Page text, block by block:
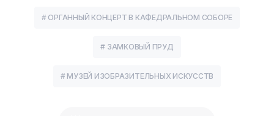
# ОРГАННЫЙ КОНЦЕРТ В КАФЕДРАЛЬНОМ СОБОРЕ
# ЗАМКОВЫЙ ПРУД
# МУЗЕЙ ИЗОБРАЗИТЕЛЬНЫХ ИСКУССТВ